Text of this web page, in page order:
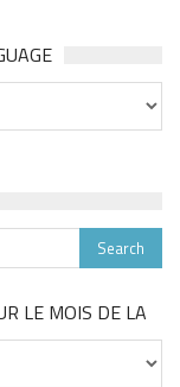
LE MOIS DE LA